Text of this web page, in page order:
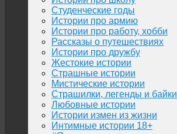
Студенческие годы
Истории про армию
Истории про работу, хобби
Рассказы о путешествиях
Истории про дружбу
Жестокие истории
Страшные истории
Мистические истории
Страшилки, легенды и байки
Любовные истории
Истории измен из жизни
Интимные истории 18+